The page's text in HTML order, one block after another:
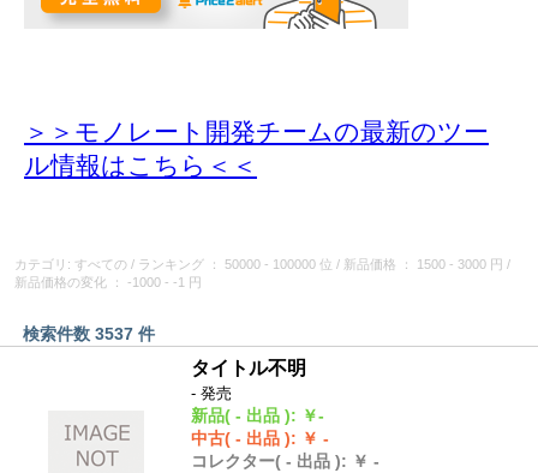
＞＞モノレート開発チームの最新のツー
ル情報はこちら＜＜
カテゴリ: すべての / ランキング ： 50000 - 100000 位 / 新品価格 ： 1500 - 3000 円
/
新品価格の変化
： -1000 - -1 円
検索件数 3537 件
タイトル不明
- 発売
新品( - 出品 ): ￥-
中古( - 出品 ): ￥ -
コレクター( - 出品 ): ￥ -